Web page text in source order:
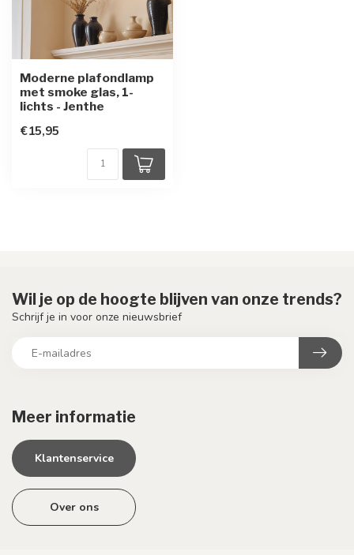
Moderne plafondlamp
met smoke glas, 1-
lichts - Jenthe
€15,95
Meer informatie
Klantenservice
Over ons
Wil je op de hoogte blijven van onze trends?
Schrijf je in voor onze nieuwsbrief